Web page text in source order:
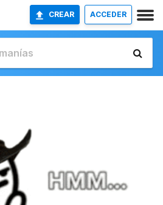
CREAR ACCEDER